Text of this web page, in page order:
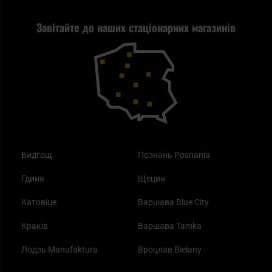
Завітайте до наших стаціонарних магазинів
Бидгощ
Гдиня
Катовіце
Краків
Лодзь Manufaktura
Познань Posnania
Щецин
Варшава Blue City
Варшава Tamka
Вроцлав Bielany
Повернення товару
Blackout - що це таке?
Як працює маска від смогу?
Найкращі спальні мішки на осінь
Самозахист